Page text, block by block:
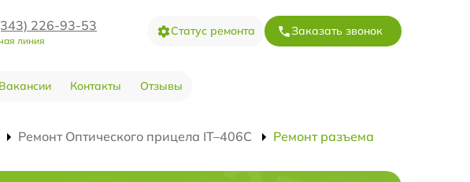
226-93-53
линия
Статус ремонта Заказать звонок
Вакансии Контакты Отзывы
Ремонт Оптического прицела IT–406С Ремонт разъема